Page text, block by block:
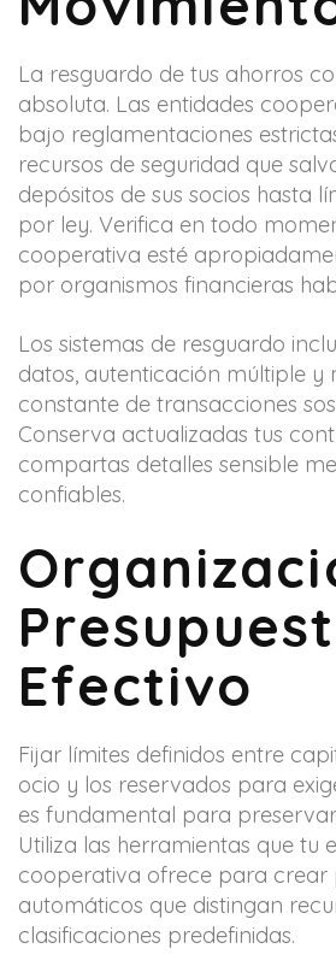
La resguardo de tus ahorros
absoluta. Las entidades
bajo reglamentaciones
recursos de seguridad que
depósitos de sus socios hasta
por ley. Verifica en todo
cooperativa esté
por organismos financieras
Los sistemas de resguardo
datos, autenticación múltiple y
constante de transacciones
Conserva actualizadas tus
compartas detalles sensible
confiables.
Efectivo
Fijar límites definidos entre
ocio y los reservados para
es fundamental para
Utiliza las herramientas que tu
cooperativa ofrece para crear
automáticos que distingan
clasificaciones predefinidas.